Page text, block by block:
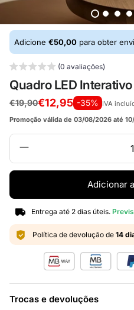
Adicione €50,00 para obter
(0 avaliações)
Quadro LED
€19,90€12,95 -35% IVA
Promoção válida de 03/08/2026 até
Adicionar
Entrega até 2 dias úteis.
Política de devolução de 14
Trocas e devoluções